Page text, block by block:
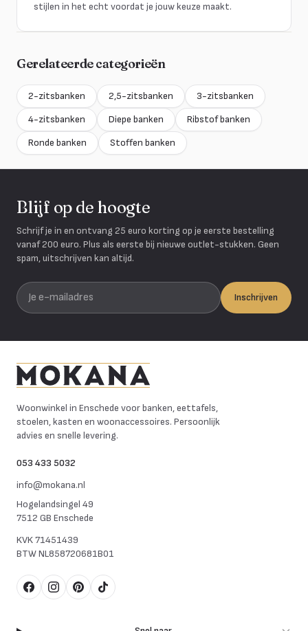
stijlen in het echt voordat je jouw keuze maakt.
Gerelateerde categorieën
2-zitsbanken 2,5-zitsbanken
3-zitsbanken
4-zitsbanken
Diepe banken
Ribstof banken
Ronde banken
Stoffen banken
Blijf op de hoogte
Schrijf je in en ontvang 25 euro korting op je eerste bestelling
vanaf 200 euro. Plus als eerste bij nieuwe outlet-stukken. Geen
spam, uitschrijven kan altijd.
Je e-mailadres
Inschrijven
Woonwinkel in Enschede voor banken, eettafels,
stoelen, kasten en woonaccessoires. Persoonlijk
advies en snelle levering.
053 433 5032
info@mokana.nl
Hogelandsingel 49
7512 GB Enschede
KVK71451439
BTWNL858720681B01
FacebookInstagram
Pinterest
TikTok